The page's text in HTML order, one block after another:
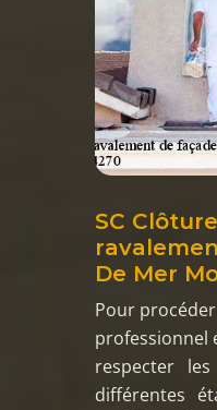
SC
De Mer
Pour
professionnel
respecter
différentes